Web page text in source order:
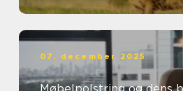
07. december 2025